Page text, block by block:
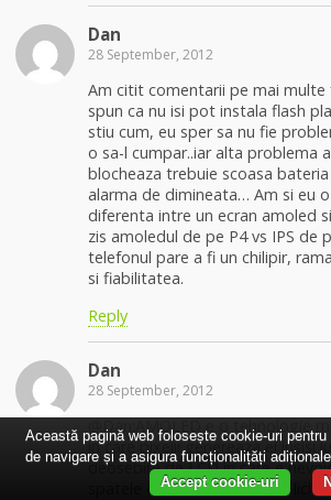
Dan
28 September, 2012
Am citit comentarii pe mai multe
spun ca nu isi pot instala flash
stiu cum, eu sper sa nu fie
o sa-l cumpar..iar alta problema
blocheaza trebuie scoasa
alarma de dimineata… Am si eu
diferenta intre un ecran amoled
zis amoledul de pe P4 vs IPS de
telefonul pare a fi un chilipir,
si fiabilitatea.
Reply
Dan
28 September, 2012
@Dan:AMOLED e o tehnologie
in care pixelii genereaza ei insisi
deosebire de LCD in care e
spatele ecranului de cristale
Această pagină web folosește cookie-uri
de navigare și a asigura funcționalițăți
Accept cookie-uri